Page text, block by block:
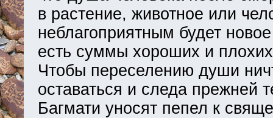
в растение, животное или
неблагоприятным будет
есть суммы хороших и
Чтобы переселению души
оставаться и следа прежней
Багмати уносят пепел к